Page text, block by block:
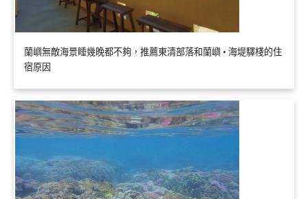
蘭嶼無敵海景睡幾晚都不夠，推薦東清部落和蘭嶼 • 海堤驛棧的住
宿原因